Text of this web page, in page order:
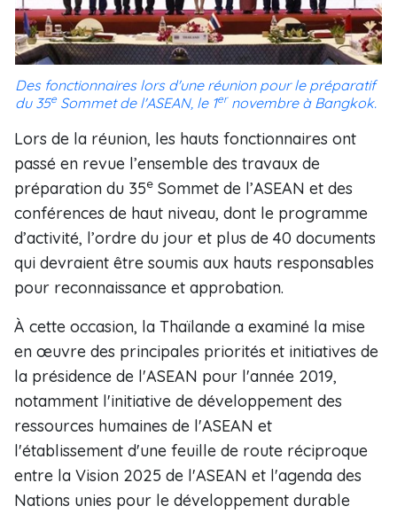
Des fonctionnaires lors d'une réunion pour le préparatif
du 35e Sommet de l'ASEAN, le 1ernovembre à Bangkok.
Lors de la réunion, les hauts fonctionnaires ont
passé en revue l’ensemble des travaux de
préparation du 35e Sommet de l’ASEAN et des
conférences de haut niveau, dont le programme
d’activité, l’ordre du jour et plus de 40 documents
qui devraient être soumis aux hauts responsables
pour reconnaissance et approbation.
À cette occasion, la Thaïlande a examiné la mise
en œuvre des principales priorités et initiatives de
la présidence de l'ASEAN pour l'année 2019,
notamment l'initiative de développement des
ressources humaines de l'ASEAN et
l'établissement d'une feuille de route réciproque
entre la Vision 2025 de l'ASEAN et l'agenda des
Nations unies pour le développement durable